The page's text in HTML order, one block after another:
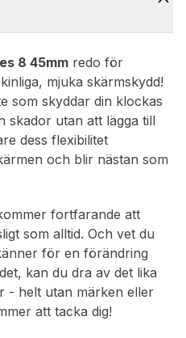
8 45mm redo för
mjuka skärmskydd!
som skyddar din klockas
skador utan att lägga till
dess flexibilitet
och blir nästan som
fortfarande att
som alltid. Och vet du
för en förändring
kan du dra av det lika
- helt utan märken eller
att tacka dig!